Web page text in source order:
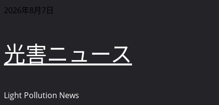
内
ス
キ
ッ
2026年8月7日
光害ニュース
Light Pollution News